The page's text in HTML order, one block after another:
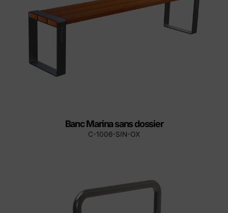
Banc Marina sans dossier
C-1006-SIN-OX